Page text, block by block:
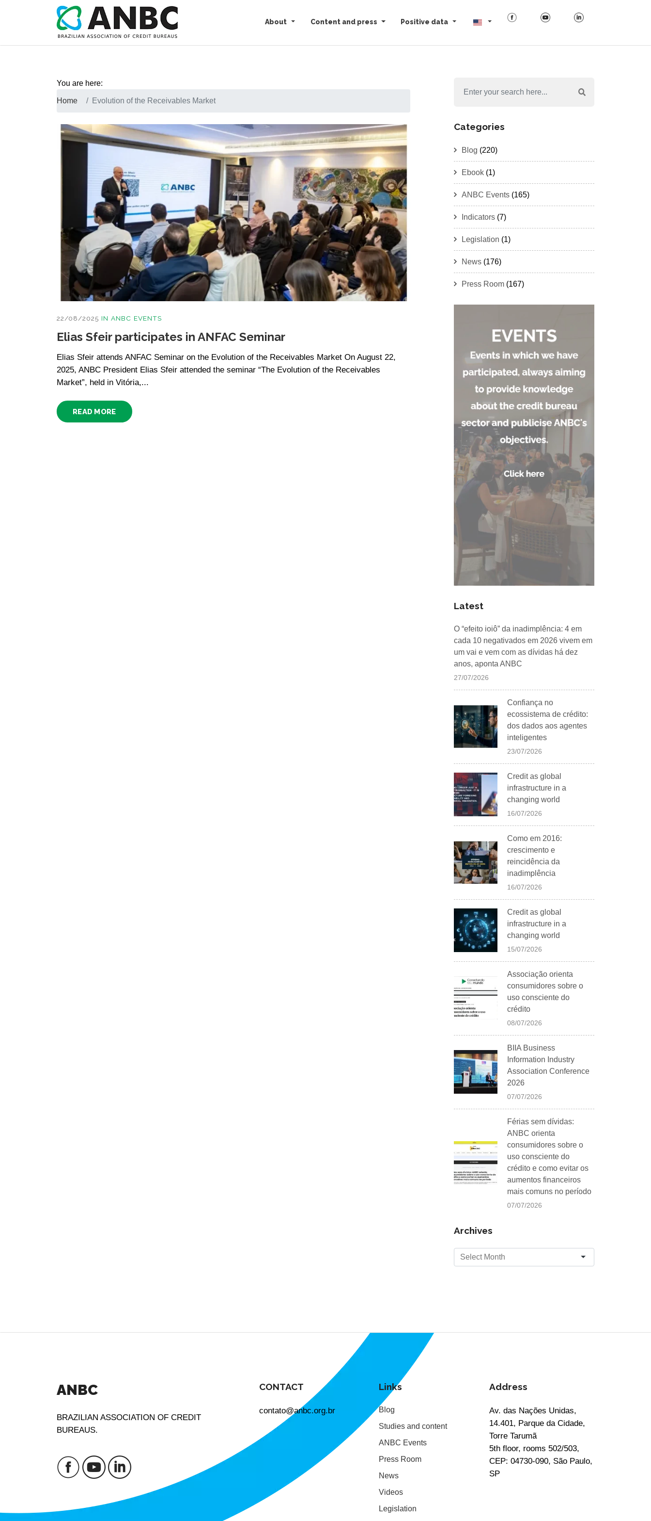
About Content and press Positive data
You are here:
Home Evolution of the Receivables Market
22/08/2025 IN ANBC EVENTS
Elias Sfeir participates in ANFAC Seminar
Elias Sfeir attends ANFAC Seminar on the Evolution of the Receivables Market On August 22,
2025, ANBC President Elias Sfeir attended the seminar “The Evolution of the Receivables
Market”, held in Vitória,...
READ MORE
Categories
Blog (220)
Ebook (1)
ANBC Events (165)
Indicators (7)
Legislation (1)
News (176)
Press Room (167)
Latest
O “efeito ioiô” da inadimplência: 4 em
cada 10 negativados em 2026 vivem em
um vai e vem com as dívidas há dez
anos, aponta ANBC
27/07/2026
Confiança no
ecossistema de crédito:
dos dados aos agentes
inteligentes
23/07/2026
Credit as global
infrastructure in a
changing world
16/07/2026
Como em 2016:
crescimento e
reincidência da
inadimplência
16/07/2026
Credit as global
infrastructure in a
changing world
15/07/2026
Associação orienta
consumidores sobre o
uso consciente do
crédito
08/07/2026
BIIA Business
Information Industry
Association Conference
2026
07/07/2026
Férias sem dívidas:
ANBC orienta
consumidores sobre o
uso consciente do
crédito e como evitar os
aumentos financeiros
mais comuns no período
07/07/2026
Archives
ANBC
BRAZILIAN ASSOCIATION OF CREDIT
BUREAUS.
CONTACT
contato@anbc.org.br
Links
Blog
Studies and content
ANBC Events
Press Room
News
Videos
Legislation
Address
Av. das Nações Unidas,
14.401, Parque da Cidade,
Torre Tarumã
5th floor, rooms 502/503,
CEP: 04730-090, São Paulo,
SP